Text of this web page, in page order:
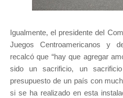
Igualmente, el presidente del
Juegos Centroamericanos y
recalcó que “hay que agregar
sido un sacrificio, un
presupuesto de un país con
si se ha realizado en esta